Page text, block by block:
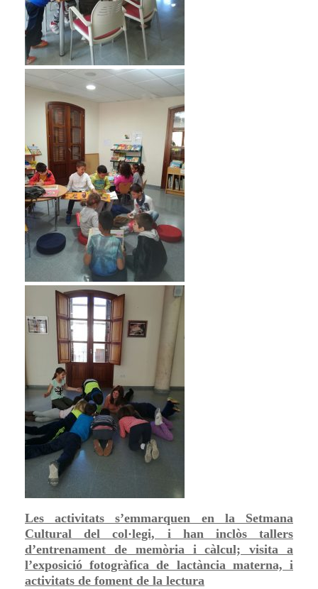
Les activitats s’emmarquen en la Setmana
Cultural del col·legi, i han inclòs tallers
d’entrenament de memòria i càlcul; visita a
l’exposició fotogràfica de lactància materna, i
activitats de foment de la lectura